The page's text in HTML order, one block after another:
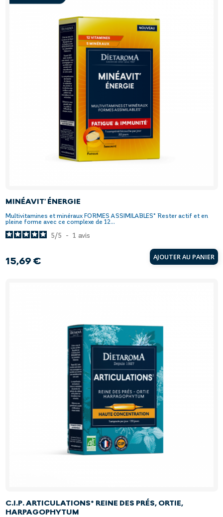
MINÉAVIT' ÉNERGIE
Multivitamines et minéraux FORMES ASSIMILABLES* Rester actif et en
pleine forme avec ce complexe de 12...
Prix
15,69 € AJOUTER AU PANIER
5/5 - 1 avis
C.I.P. ARTICULATIONS* REINE DES PRÉS, ORTIE,
HARPAGOPHYTUM